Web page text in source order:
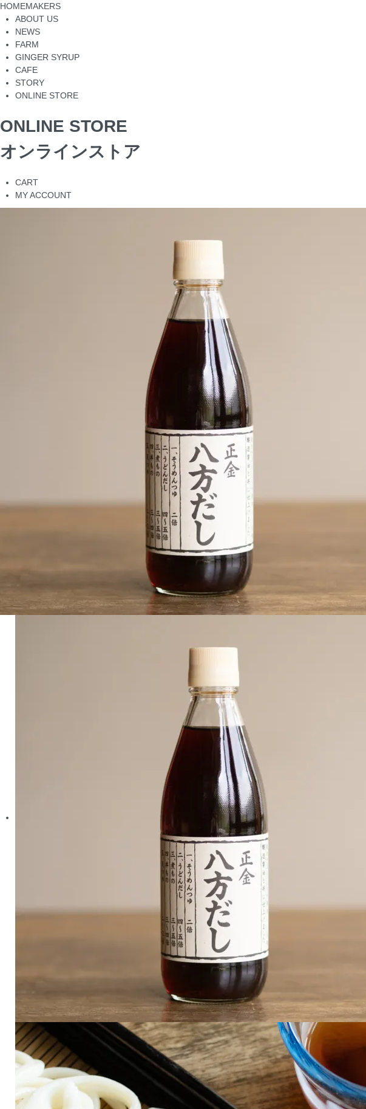
HOMEMAKERS
ABOUT US
NEWS
FARM
GINGER SYRUP
CAFE
STORY
ONLINE STORE
ONLINE STORE
オンラインストア
CART
MY ACCOUNT